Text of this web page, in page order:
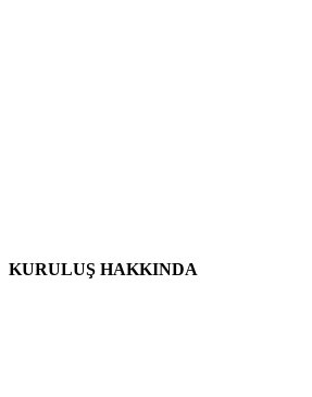
KURULUŞ HAKKINDA